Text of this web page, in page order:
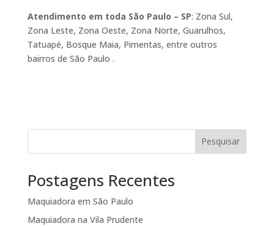
Atendimento em toda São Paulo – SP: Zona Sul,
Zona Leste, Zona Oeste, Zona Norte, Guarulhos,
Tatuapé, Bosque Maia, Pimentas, entre outros
bairros de São Paulo .
Pesquisar
Postagens Recentes
Maquiadora em São Paulo
Maquiadora na Vila Prudente